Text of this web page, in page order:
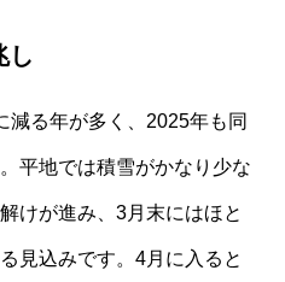
し
減る年が多く、2025年も同
平地では積雪がかなり少な
けが進み、3月末にはほと
見込みです。4月に入ると